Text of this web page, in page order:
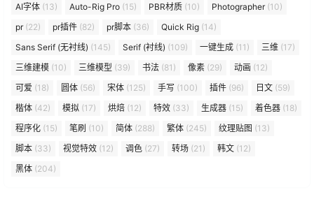
AI字体 (13) Auto-Rig Pro (15) PBR材质 (10) Photographer(10)
pr(22) pr插件 (82) pr脚本 (36) Quick Rig (14)
Sans Serif (无衬线) (145) Serif (衬线) (109) 一键生成 (11) 三维 (17)
三维建模 (10) 三维模型 (39) 书法 (81) 像素 (29) 动画 (12)
可爱 (18) 圆体 (56) 宋体 (125) 手写 (100) 插件 (96) 日文 (59)
楷体 (42) 模拟 (17) 烘焙 (12) 特效 (33) 生成器 (15) 着色器 (18)
程序化 (15) 笔刷 (10) 简体 (288) 繁体 (245) 纹理贴图 (13)
脚本 (33) 视觉特效 (12) 调色 (27) 转场 (21) 韩文 (12)
黑体 (204)